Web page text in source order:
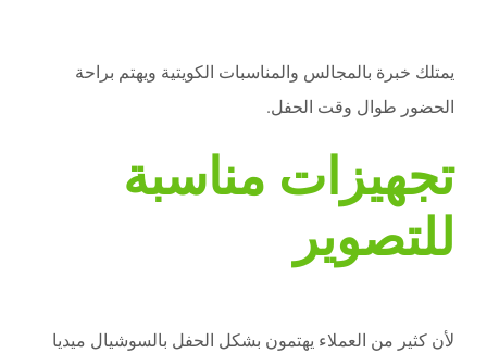
يمتلك خبرة بالمجالس والمناسبات الكويتية ويهتم براحة
الحضور طوال وقت الحفل.
تجهيزات مناسبة
للتصوير
لأن كثير من العملاء يهتمون بشكل الحفل بالسوشيال ميديا